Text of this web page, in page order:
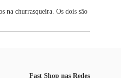
na churrasqueira. Os dois são
Fast Shop nas Redes